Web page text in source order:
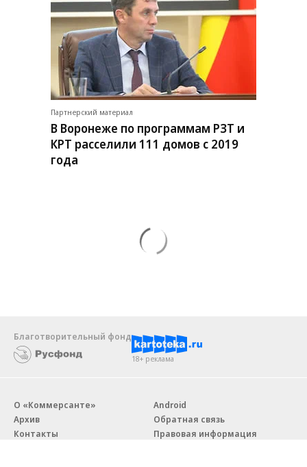
Партнерский материал
В Воронеже по программам РЗТ и
КРТ расселили 111 домов с 2019
года
Благотворительный фонд
18+ реклама
О «Коммерсанте»
Архив
Контакты
Android
Обратная связь
Правовая информация